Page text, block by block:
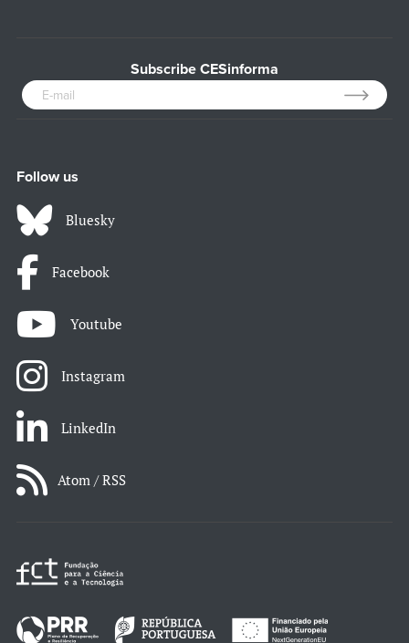
Subscribe CESinforma
Follow us
Bluesky
Facebook
Youtube
Instagram
LinkedIn
Atom / RSS